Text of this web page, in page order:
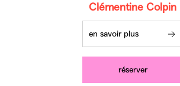
Clémentine Colpin
en savoir plus
réserver